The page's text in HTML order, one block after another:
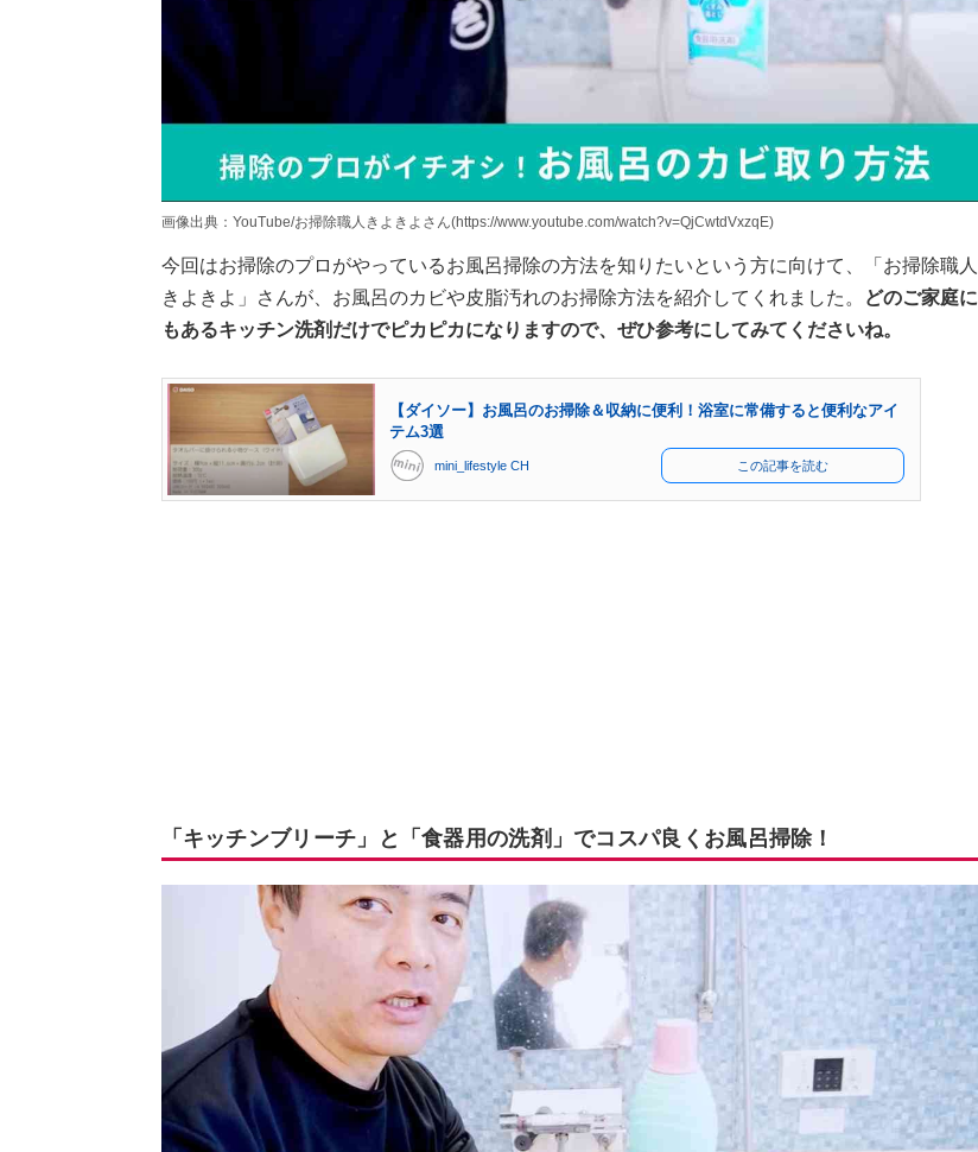
画像出典：YouTube/お掃除職人きよきよさん(https://www.youtube.com/watch?v=QjCwtdVxzqE)
今回はお掃除のプロがやっているお風呂掃除の方法を知りたいという方に向けて、「お掃除職人
きよきよ」さんが、お風呂のカビや皮脂汚れのお掃除方法を紹介してくれました。
どのご家庭に
もあるキッチン洗剤だけでピカピカになりますので、ぜひ参考にしてみてくださいね。
【ダイソー】お風呂のお掃除＆収納に便利！浴室に常備すると便利なアイ
テム3選
mini_lifestyle CH この記事を読む
「キッチンブリーチ」と「食器用の洗剤」でコスパ良くお風呂掃除！